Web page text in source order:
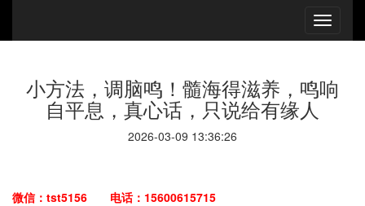
小方法，调脑鸣！髓海得滋养，鸣响
自平息，真心话，只说给有缘人
2026-03-09 13:36:26
微信：tst5156 电话：15600615715